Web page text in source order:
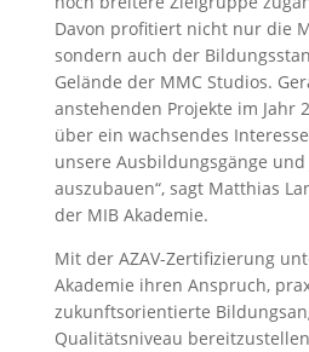
Davon profitiert nicht nur die
sondern auch der
Gelände der MMC Studios.
anstehenden Projekte im Jahr
über ein wachsendes
unsere Ausbildungsgänge
auszubauen“, sagt Matthias
der MIB Akademie.
Mit der AZAV-Zertifizierung
Akademie ihren Anspruch,
zukunftsorientierte
Qualitätsniveau